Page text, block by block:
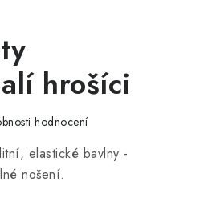
hrošíci
hodnocení
elastické bavlny -
nošení.